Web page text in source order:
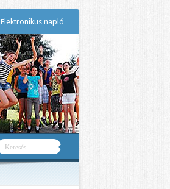
Elektronikus napló